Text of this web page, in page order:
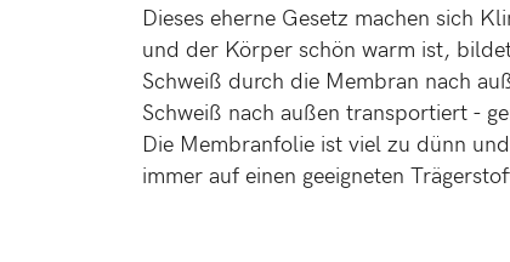
Dieses eherne Gesetz machen sich
und der Körper schön warm ist,
Schweiß durch die Membran nach
Schweiß nach außen transportiert -
Die Membranfolie ist viel zu dünn
immer auf einen geeigneten